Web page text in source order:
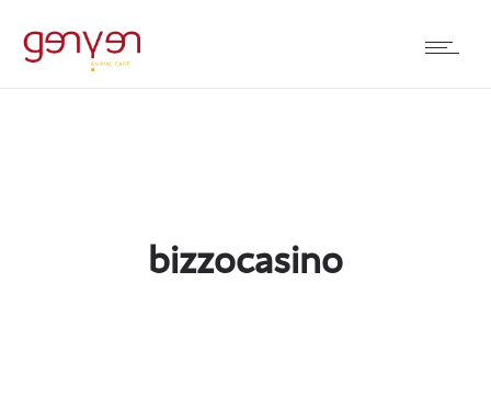
bizzocasino